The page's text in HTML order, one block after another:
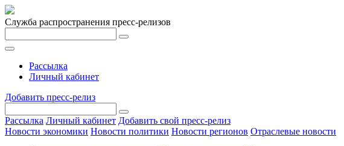
Служба распространения пресс-релизов
Рассылка
Личный кабинет
Добавить пресс-релиз
Рассылка Личный кабинет Добавить свой пресс-релиз
Новости экономики Новости политики Новости регионов Отраслевые новости